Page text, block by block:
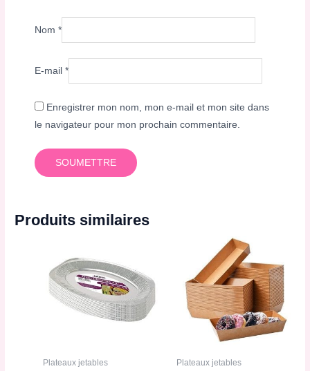
Nom*
E-mail*
Enregistrer mon nom, mon e-mail et mon site dans
le navigateur pour mon prochain commentaire.
Produits similaires
Plateaux jetables Plateaux jetables